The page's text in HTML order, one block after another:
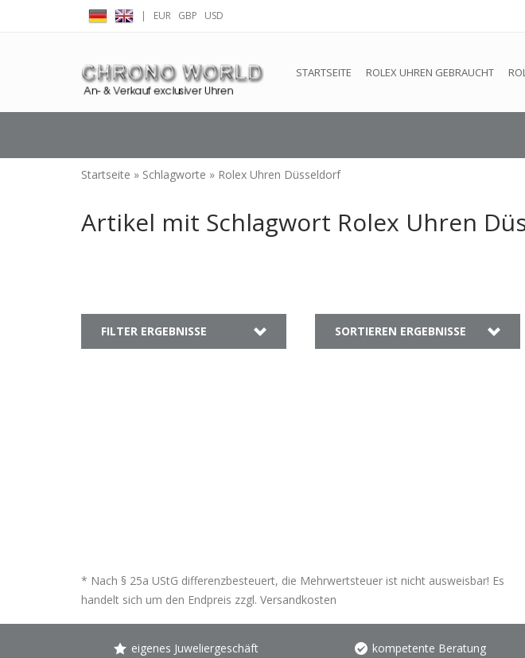
| EUR GBP USD
STARTSEITE ROLEX UHREN GEBRAUCHT
Startseite » Schlagworte » Rolex Uhren Düsseldorf
Artikel mit Schlagwort Rolex Uhren
FILTER ERGEBNISSE SORTIEREN ERGEBNISSE
* Nach § 25a UStG differenzbesteuert, die Mehrwertsteuer ist nicht ausweisbar! Es
handelt sich um den Endpreis zzgl. Versandkosten
eigenes Juweliergeschäft kompetente Beratung
← Zurück zum Backoffice Dieser Shop befindet sich im Aufbau.